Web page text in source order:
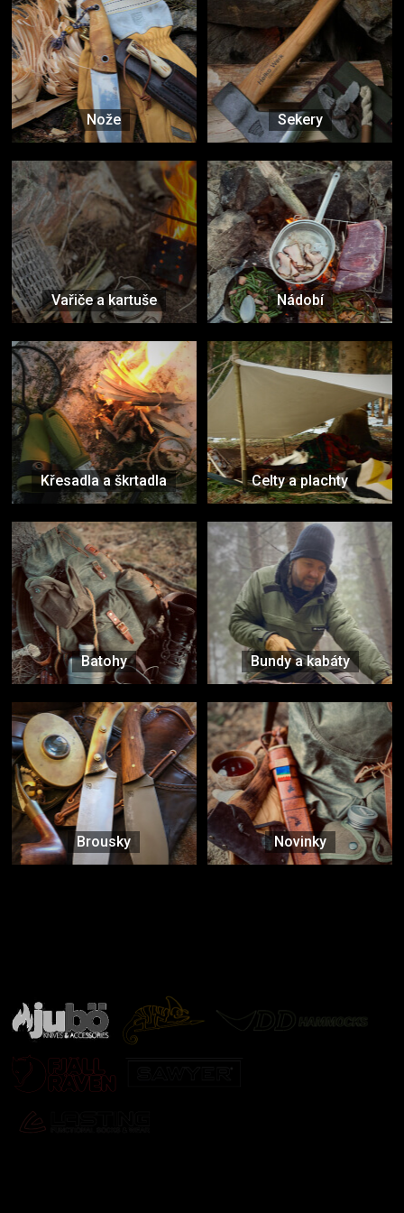
Nože Sekery
Vařiče a kartuše Nádobí
Křesadla a škrtadla Celty a plachty
Batohy Bundy a kabáty
Brousky Novinky